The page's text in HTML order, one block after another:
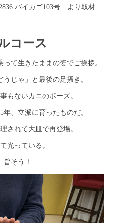
バイカゴ103号 より取材
コース
て生きたままの姿でご挨拶。
じゃ」と最後の足掻き。
もないカニのポーズ。
、立派に育ったものだ。
されて大皿で再登場。
光っている。
そう！